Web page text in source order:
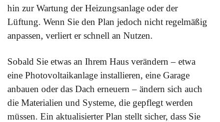
hin zur Wartung der Heizungsanlage oder der
Lüftung. Wenn Sie den Plan jedoch nicht regelmäßig
anpassen, verliert er schnell an Nutzen.
Sobald Sie etwas an Ihrem Haus verändern – etwa
eine Photovoltaikanlage installieren, eine Garage
anbauen oder das Dach erneuern – ändern sich auch
die Materialien und Systeme, die gepflegt werden
müssen. Ein aktualisierter Plan stellt sicher, dass Sie